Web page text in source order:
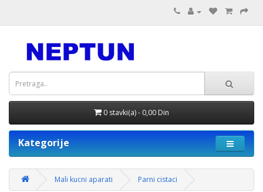
0 stavki(a) - 0,00 Din
Kategorije
Mali kucni aparati Parni cistaci